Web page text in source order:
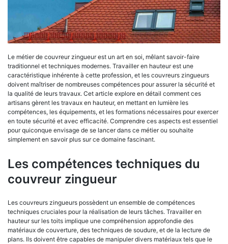
Le métier de couvreur zingueur est un art en soi, mêlant savoir-faire
traditionnel et techniques modernes. Travailler en hauteur est une
caractéristique inhérente à cette profession, et les couvreurs zingueurs
doivent maîtriser de nombreuses compétences pour assurer la sécurité et
la qualité de leurs travaux. Cet article explore en détail comment ces
artisans gèrent les travaux en hauteur, en mettant en lumière les
compétences, les équipements, et les formations nécessaires pour exercer
en toute sécurité et avec efficacité. Comprendre ces aspects est essentiel
pour quiconque envisage de se lancer dans ce métier ou souhaite
simplement en savoir plus sur ce domaine fascinant.
Les compétences techniques du
couvreur zingueur
Les couvreurs zingueurs possèdent un ensemble de compétences
techniques cruciales pour la réalisation de leurs tâches. Travailler en
hauteur sur les toits implique une compréhension approfondie des
matériaux de couverture, des techniques de soudure, et de la lecture de
plans. Ils doivent être capables de manipuler divers matériaux tels que le